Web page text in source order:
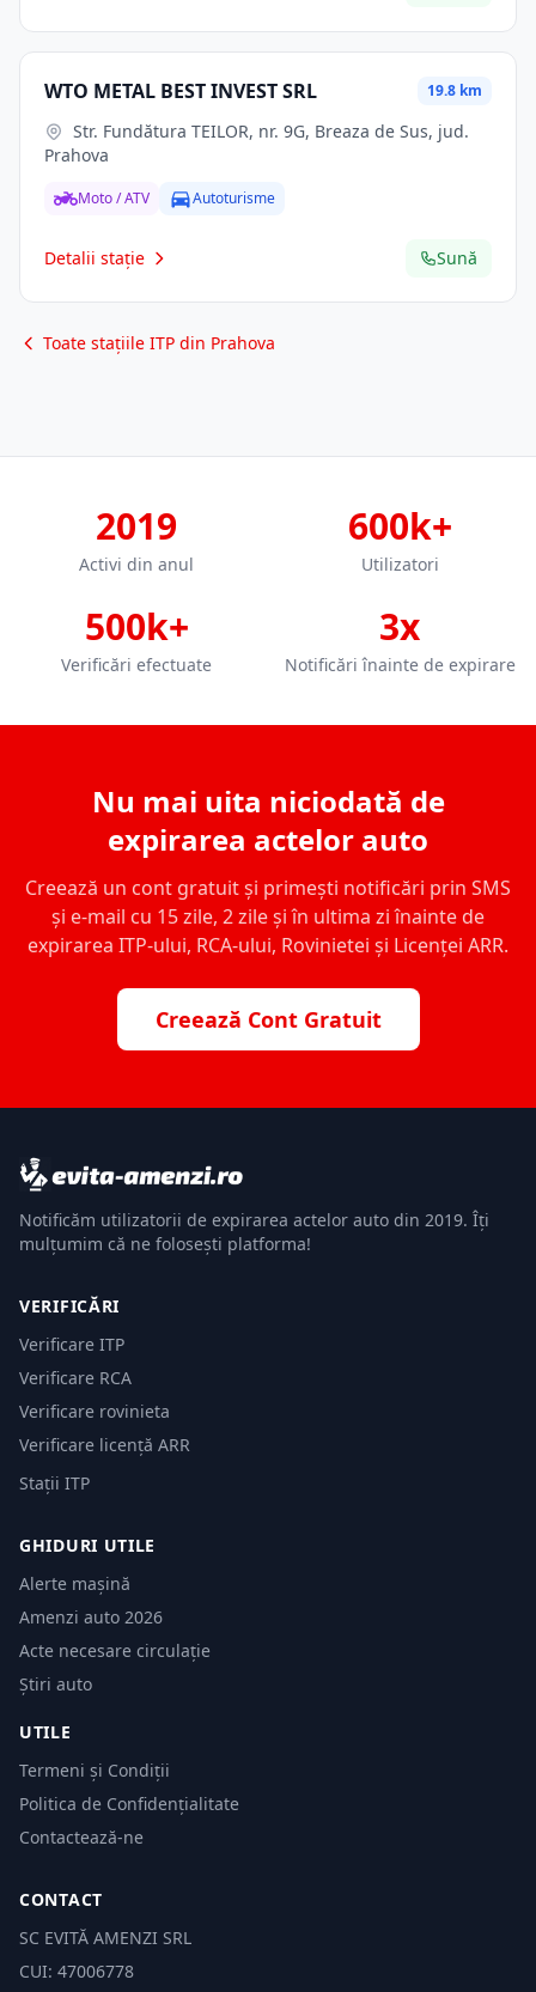
WTO METAL BEST INVEST SRL 19.8 km
Prahova
Moto / ATV Autoturisme
Detalii stație Sună
Toate stațiile ITP din Prahova
2019
Activi din anul
600k+
Utilizatori
500k+
Verificări efectuate
3x
Notificări înainte de expirare
Nu mai uita niciodată de
expirarea actelor auto
Creează un cont gratuit și primești notificări prin SMS
și e-mail cu 15 zile, 2 zile și în ultima zi înainte de
expirarea ITP-ului, RCA-ului, Rovinietei și Licenței ARR.
Creează Cont Gratuit
Notificăm utilizatorii de expirarea actelor auto din 2019. Îți
mulțumim că ne folosești platforma!
VERIFICĂRI
Verificare ITP
Verificare RCA
Verificare rovinieta
Verificare licență ARR
Stații ITP
GHIDURI UTILE
Alerte mașină
Amenzi auto 2026
Acte necesare circulație
Știri auto
UTILE
Termeni și Condiții
Politica de Confidențialitate
Contactează-ne
CONTACT
SC EVITĂ AMENZI SRL
CUI: 47006778